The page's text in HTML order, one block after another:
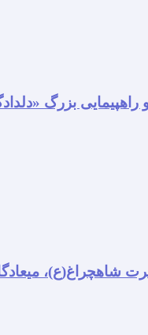
راهپیمایی بزرگ
شاهچراغ(ع)،